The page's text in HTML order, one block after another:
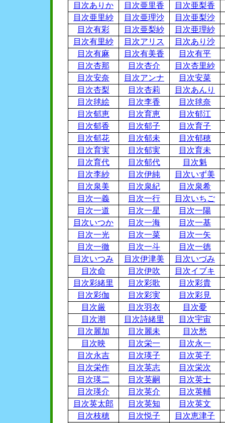
目次ありか
目次亜里香
目次亜梨香
目次亜里紗
目次亜理沙
目次亜梨沙
目次有彩
目次亜梨紗
目次亜理紗
目次有里紗
目次アリス
目次あり沙
目次有麻
目次有美香
目次有平
目次杏那
目次杏介
目次杏里紗
目次安奈
目次アンナ
目次安菜
目次杏梨
目次杏莉
目次あんり
目次毬絵
目次李香
目次毬奈
目次郁恵
目次育恵
目次郁江
目次郁香
目次郁子
目次育子
目次郁花
目次郁未
目次郁穂
目次育実
目次郁実
目次育未
目次育代
目次郁代
目次魁
目次李紗
目次伊純
目次いず美
目次泉美
目次泉紀
目次泉希
目次一義
目次一行
目次いちご
目次一道
目次一星
目次一陽
目次いつか
目次一海
目次一基
目次一光
目次一菜
目次一矢
目次一徹
目次一斗
目次一徳
目次いつみ
目次伊津美
目次いづみ
目次命
目次伊吹
目次イブキ
目次彩緒里
目次彩歌
目次彩貴
目次彩伽
目次彩実
目次彩見
目次厳
目次羽衣
目次憂
目次潮
目次詩緒里
目次宇宙
目次麗加
目次麗未
目次愁
目次映
目次栄一
目次永一
目次永吉
目次瑛子
目次英子
目次栄作
目次英志
目次栄次
目次瑛二
目次英嗣
目次英士
目次瑛介
目次英介
目次英輔
目次英太郎
目次英知
目次英文
目次枝穂
目次悦子 目次恵津子